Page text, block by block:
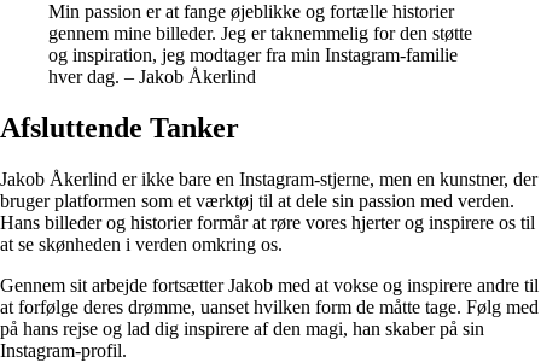
Min passion er at fange øjeblikke og fortælle historier
gennem mine billeder. Jeg er taknemmelig for den støtte
og inspiration, jeg modtager fra min Instagram-familie
hver dag. – Jakob Åkerlind
Afsluttende Tanker
Jakob Åkerlind er ikke bare en Instagram-stjerne, men en kunstner, der
bruger platformen som et værktøj til at dele sin passion med verden.
Hans billeder og historier formår at røre vores hjerter og inspirere os til
at se skønheden i verden omkring os.
Gennem sit arbejde fortsætter Jakob med at vokse og inspirere andre til
at forfølge deres drømme, uanset hvilken form de måtte tage. Følg med
på hans rejse og lad dig inspirere af den magi, han skaber på sin
Instagram-profil.